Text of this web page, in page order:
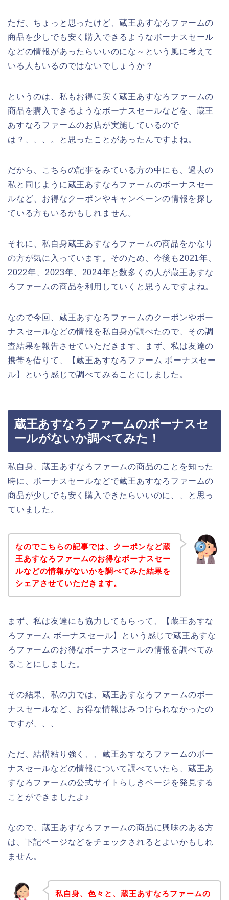
ただ、ちょっと思ったけど、蔵王あすなろファームの
商品を少しでも安く購入できるようなボーナスセール
などの情報があったらいいのにな～という風に考えて
いる人もいるのではないでしょうか？
というのは、私もお得に安く蔵王あすなろファームの
商品を購入できるようなボーナスセールなどを、蔵王
あすなろファームのお店が実施しているので
は？、、、。と思ったことがあったんですよね。
だから、こちらの記事をみている方の中にも、過去の
私と同じように蔵王あすなろファームのボーナスセー
ルなど、お得なクーポンやキャンペーンの情報を探し
ている方もいるかもしれません。
それに、私自身蔵王あすなろファームの商品をかなり
の方が気に入っています。そのため、今後も2021年、
2022年、2023年、2024年と数多くの人が蔵王あすな
ろファームの商品を利用していくと思うんですよね。
なので今回、蔵王あすなろファームのクーポンやボー
ナスセールなどの情報を私自身が調べたので、その調
査結果を報告させていただきます。まず、私は友達の
携帯を借りて、【蔵王あすなろファーム ボーナスセー
ル】という感じで調べてみることにしました。
蔵王あすなろファームのボーナスセ
ールがないか調べてみた！
私自身、蔵王あすなろファームの商品のことを知った
時に、ボーナスセールなどで蔵王あすなろファームの
商品が少しでも安く購入できたらいいのに、、と思っ
ていました。
なのでこちらの記事では、クーポンなど蔵
王あすなろファームのお得なボーナスセー
ルなどの情報がないかを調べてみた結果を
シェアさせていただきます。
まず、私は友達にも協力してもらって、【蔵王あすな
ろファーム ボーナスセール】という感じで蔵王あすな
ろファームのお得なボーナスセールの情報を調べてみ
ることにしました。
その結果、私の力では、蔵王あすなろファームのボー
ナスセールなど、お得な情報はみつけられなかったの
ですが、、、
ただ、結構粘り強く、、蔵王あすなろファームのボー
ナスセールなどの情報について調べていたら、蔵王あ
すなろファームの公式サイトらしきページを発見する
ことができましたよ♪
なので、蔵王あすなろファームの商品に興味のある方
は、下記ページなどをチェックされるとよいかもしれ
ません。
私自身、色々と、蔵王あすなろファームの